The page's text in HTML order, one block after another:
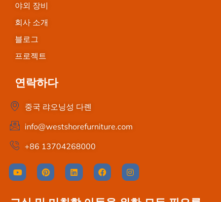
야외 장비
회사 소개
블로그
프로젝트
연락하다
중국 랴오닝성 다롄
info@westshorefurniture.com
+86 13704268000